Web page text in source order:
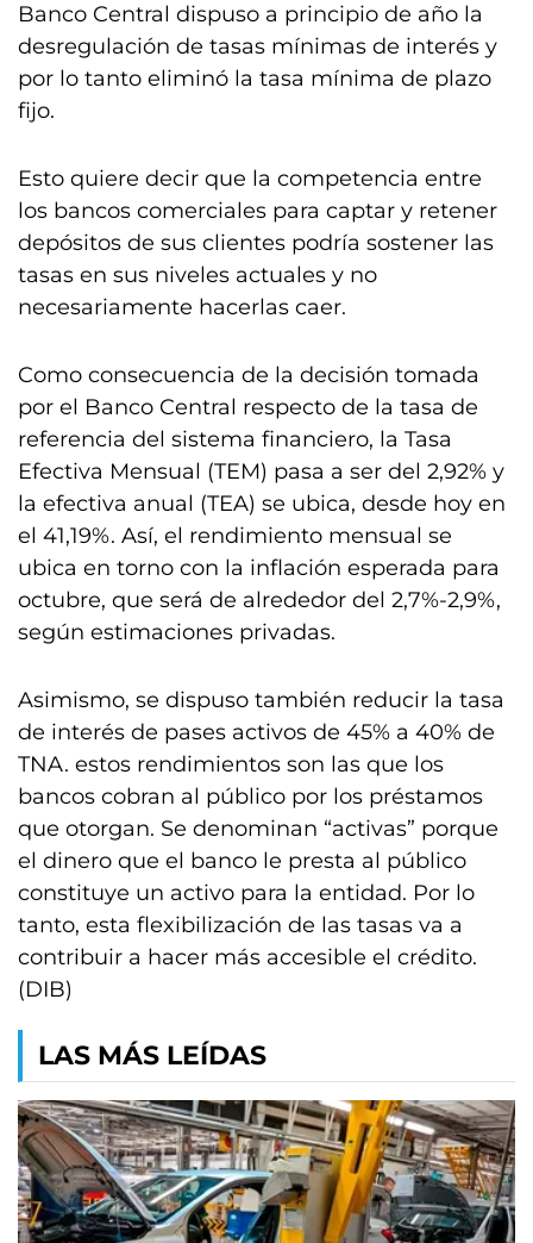
Banco Central dispuso a principio de año la
desregulación de tasas mínimas de interés y
por lo tanto eliminó la tasa mínima de plazo
fijo.
Esto quiere decir que la competencia entre
los bancos comerciales para captar y retener
depósitos de sus clientes podría sostener las
tasas en sus niveles actuales y no
necesariamente hacerlas caer.
Como consecuencia de la decisión tomada
por el Banco Central respecto de la tasa de
referencia del sistema financiero, la Tasa
Efectiva Mensual (TEM) pasa a ser del 2,92% y
la efectiva anual (TEA) se ubica, desde hoy en
el 41,19%. Así, el rendimiento mensual se
ubica en torno con la inflación esperada para
octubre, que será de alrededor del 2,7%-2,9%,
según estimaciones privadas.
Asimismo, se dispuso también reducir la tasa
de interés de pases activos de 45% a 40% de
TNA. estos rendimientos son las que los
bancos cobran al público por los préstamos
que otorgan. Se denominan “activas” porque
el dinero que el banco le presta al público
constituye un activo para la entidad. Por lo
tanto, esta flexibilización de las tasas va a
contribuir a hacer más accesible el crédito.
(DIB)
LAS MÁS LEÍDAS